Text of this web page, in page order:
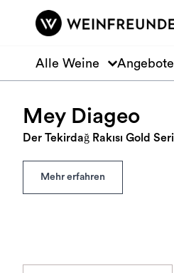
Zum Hauptinhalt springen
Alle Weine Angebote
Mey Diageo
Der Tekirdağ Rakısı Gold
Mehr erfahren